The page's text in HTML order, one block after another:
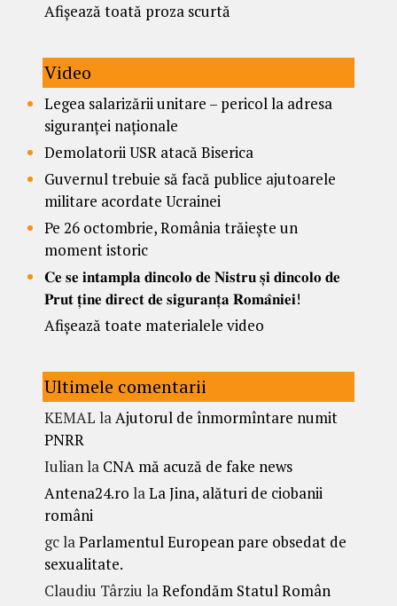
Afișează toată proza scurtă
Video
Legea salarizării unitare – pericol la adresa
siguranței naționale
Demolatorii USR atacă Biserica
Guvernul trebuie să facă publice ajutoarele
militare acordate Ucrainei
Pe 26 octombrie, România trăiește un
moment istoric
𝐂𝐞 𝐬𝐞 𝐢𝐧𝐭𝐚𝐦𝐩𝐥𝐚 𝐝𝐢𝐧𝐜𝐨𝐥𝐨 𝐝𝐞 𝐍𝐢𝐬𝐭𝐫𝐮 𝐬̦𝐢 𝐝𝐢𝐧𝐜𝐨𝐥𝐨 𝐝𝐞
𝐏𝐫𝐮𝐭 𝐭̦𝐢𝐧𝐞 𝐝𝐢𝐫𝐞𝐜𝐭 𝐝𝐞 𝐬𝐢𝐠𝐮𝐫𝐚𝐧𝐭̦𝐚 𝐑𝐨𝐦𝐚̂𝐧𝐢𝐞𝐢!
Afișează toate materialele video
Ultimele comentarii
KEMAL laAjutorul de înmormîntare numit
PNRR
Iulianla CNA mă acuză de fake news
Antena24.ro laLa Jina, alături de ciobanii
români
gclaParlamentul European pare obsedat de
sexualitate.
Claudiu Târziu laRefondăm Statul Român